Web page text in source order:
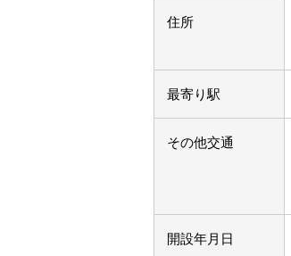
住所
最寄り駅
その他交通
開設年月日